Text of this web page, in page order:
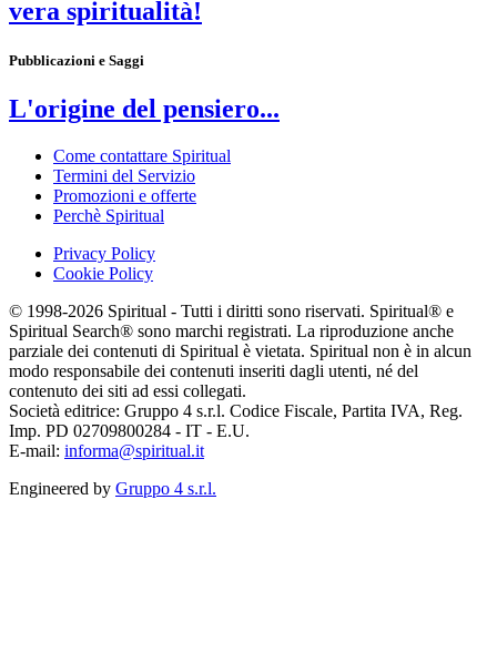
vera spiritualità!
Pubblicazioni e Saggi
L'origine del pensiero...
Come contattare Spiritual
Termini del Servizio
Promozioni e offerte
Perchè Spiritual
Privacy Policy
Cookie Policy
© 1998-2026 Spiritual - Tutti i diritti sono riservati. Spiritual® e
Spiritual Search® sono marchi registrati. La riproduzione anche
parziale dei contenuti di Spiritual è vietata. Spiritual non è in alcun
modo responsabile dei contenuti inseriti dagli utenti, né del
contenuto dei siti ad essi collegati.
Società editrice: Gruppo 4 s.r.l. Codice Fiscale, Partita IVA, Reg.
Imp. PD 02709800284 - IT - E.U.
E-mail: informa@spiritual.it
Engineered by Gruppo 4 s.r.l.